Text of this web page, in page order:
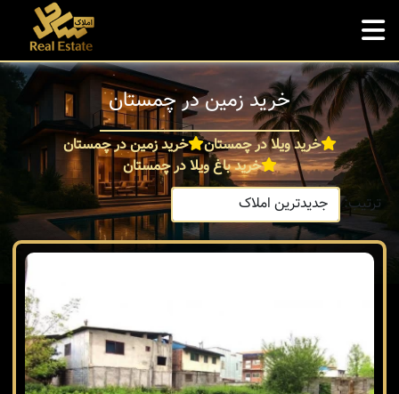
خرید زمین در چمستان
خرید ویلا در چمستان
خرید زمین در چمستان
خرید باغ ویلا در چمستان
ترتیب: